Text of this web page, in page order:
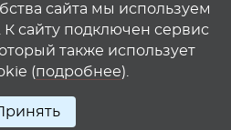
Ростовский» (2021-2025)
сайта возможно
на1rostov.tv
сайта мы используем
К сайту подключен сервис
также использует
(подробнее).